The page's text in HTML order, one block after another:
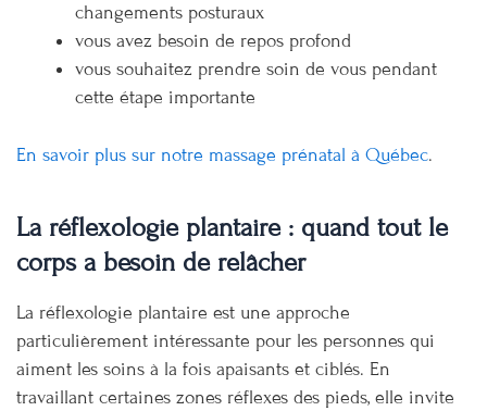
changements posturaux
vous avez besoin de repos profond
vous souhaitez prendre soin de vous pendant
cette étape importante
En savoir plus sur notre massage prénatal à Québec.
La réflexologie plantaire : quand tout le
corps a besoin de relâcher
La réflexologie plantaire est une approche
particulièrement intéressante pour les personnes qui
aiment les soins à la fois apaisants et ciblés. En
travaillant certaines zones réflexes des pieds, elle invite